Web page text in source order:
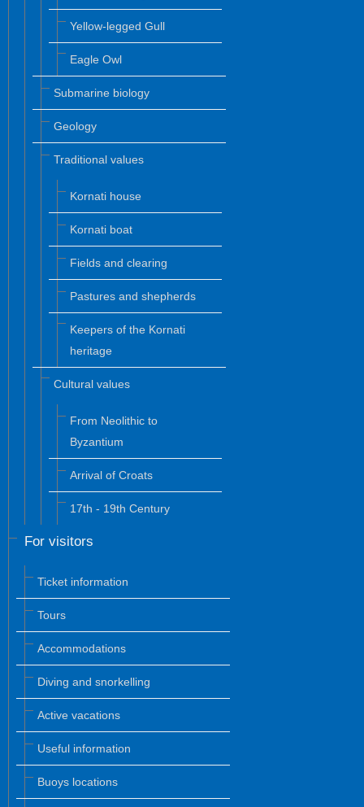
Yellow-legged Gull
Eagle Owl
Submarine biology
Geology
Traditional values
Kornati house
Kornati boat
Fields and clearing
Pastures and shepherds
Keepers of the Kornati
heritage
Cultural values
From Neolithic to
Byzantium
Arrival of Croats
17th - 19th Century
For visitors
Ticket information
Tours
Accommodations
Diving and snorkelling
Active vacations
Useful information
Buoys locations